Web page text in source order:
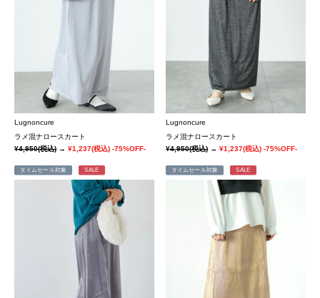
Lugnoncure
ラメ混ナロースカート
¥4,950(税込) → ¥1,237(税込) -75%OFF-
Lugnoncure
ラメ混ナロースカート
¥4,950(税込)→¥1,237(税込) -75%OFF-
タイムセール対象 SALE タイムセール対象 SALE